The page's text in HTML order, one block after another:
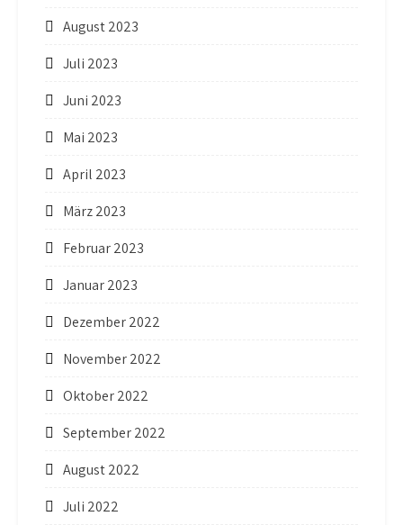
August 2023
Juli 2023
Juni 2023
Mai 2023
April 2023
März 2023
Februar 2023
Januar 2023
Dezember 2022
November 2022
Oktober 2022
September 2022
August 2022
Juli 2022